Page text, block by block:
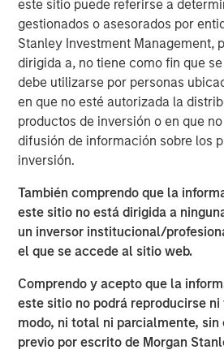
este sitio puede referirse a
gestionados o asesorados por
Stanley Investment Management,
dirigida a, no tiene como fin que
debe utilizarse por personas
en que no esté autorizada la
productos de inversión o en que
difusión de información sobre los
inversión.
También comprendo que la
este sitio no está dirigida a
un inversor institucional/
el que se accede al sitio web.
Comprendo y acepto que la
este sitio no podrá reproducirse
modo, ni total ni parcialmente,
previo por escrito de Morgan
Fed’s Measured Cut Flattens
The Fed’s first rate cut of 2025—25
tempered expectations for
early-month weak jobs data,
reduced urgency for further cuts.
flattened, with long-end Treasuries
Global Divergence in G7 Central
While the Fed and Bank of Canada
Japan held steady. Canada’s cut
weakness, while Europe grappled
and inflation persistence. Japan
hiking stance.
Dollar Mixed as FX Markets React
The Bloomberg Dollar Index was
against high-carry and cyclical
edged higher, while New Zealand